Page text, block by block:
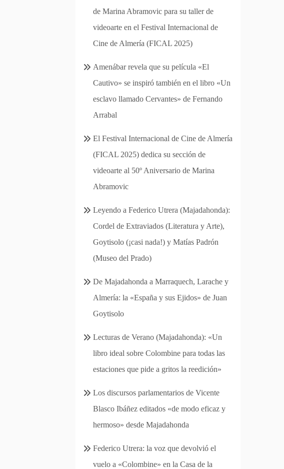
de Marina Abramovic para su taller de
videoarte en el Festival Internacional de
Cine de Almería (FICAL 2025)
Amenábar revela que su película «El
Cautivo» se inspiró también en el libro «Un
esclavo llamado Cervantes» de Fernando
Arrabal
El Festival Internacional de Cine de Almería
(FICAL 2025) dedica su sección de
videoarte al 50º Aniversario de Marina
Abramovic
Leyendo a Federico Utrera (Majadahonda):
Cordel de Extraviados (Literatura y Arte),
Goytisolo (¡casi nada!) y Matías Padrón
(Museo del Prado)
De Majadahonda a Marraquech, Larache y
Almería: la «España y sus Ejidos» de Juan
Goytisolo
Lecturas de Verano (Majadahonda): «Un
libro ideal sobre Colombine para todas las
estaciones que pide a gritos la reedición»
Los discursos parlamentarios de Vicente
Blasco Ibáñez editados «de modo eficaz y
hermoso» desde Majadahonda
Federico Utrera: la voz que devolvió el
vuelo a «Colombine» en la Casa de la